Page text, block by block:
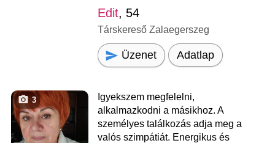
Edit, 54
Társkereső Zalaegerszeg
Üzenet Adatlap
3
Igyekszem megfelelni,
alkalmazkodni a másikhoz. A
személyes találkozás adja meg a
valós szimpátiát. Energikus és